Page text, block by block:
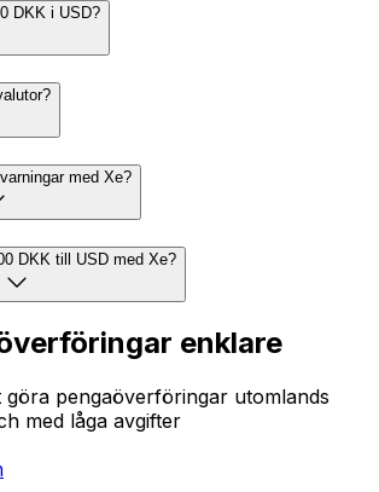
DKK i USD?
med Xe?
DKK till USD med Xe?
enklare
göra pengaöverföringar utomlands
med låga avgifter